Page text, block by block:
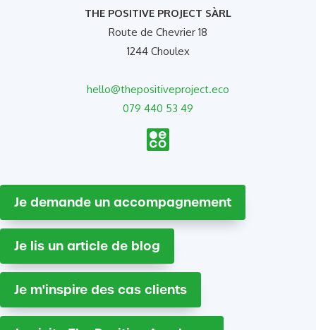
THE POSITIVE PROJECT SÀRL
Route de Chevrier 18
1244 Choulex
hello@thepositiveproject.eco
079 440 53 49
Je demande un accompagnement
Je lis un article de blog
Je m'inspire des cas clients